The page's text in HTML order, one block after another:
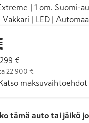
| 1 om. Suomi-
| LED |
€
22 900 €
maksuvaihtoehdot
tämä auto tai jäikö